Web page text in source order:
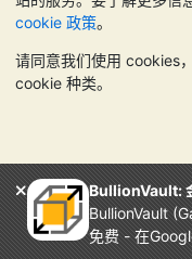
cookie 政策。
请同意我们使用 cookies，
cookie 种类。
BullionVault:
BullionVault
免费 - 在
3 Shortlands (7th Floor)
London
W6 8DA
贵金属的价值可
的价格走势。
投资建议。您应该考虑寻
合您。
Galmarley Ltd，以
注册，注册号为